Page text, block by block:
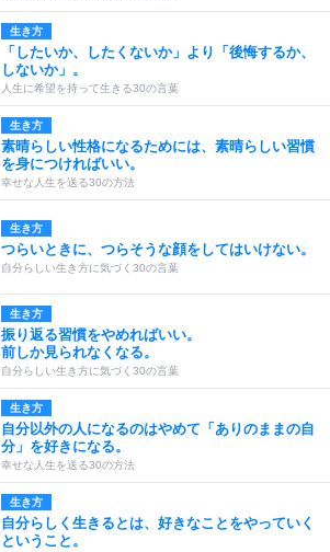
生き方
「したいか、したくないか」より「後悔するか、
しないか」。
人生に希望を持って生きる30の言葉
生き方
素晴らしい性格になるためには、素晴らしい習慣
を身につければいい。
幸せな人生を送る30の方法
生き方
つらいときに、つらそうな顔をしてはいけない。
自分らしい生き方に気づく30の言葉
生き方
振り返る習慣をやめればいい。
前しか見られなくなる。
自分らしい生き方に気づく30の言葉
生き方
自分以外の人になるのはやめて「ありのままの自
分」を好きになる。
幸せな人生を送る30の方法
生き方
自分らしく生きるとは、好きなことをやっていく
ということ。